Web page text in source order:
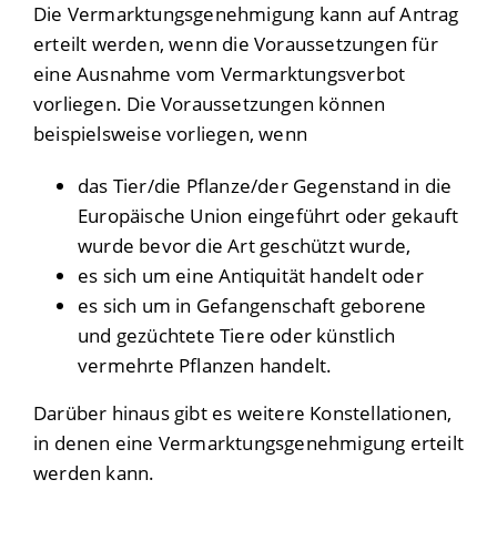
Die Vermarktungsgenehmigung kann auf Antrag
erteilt werden, wenn die Voraussetzungen für
eine Ausnahme vom Vermarktungsverbot
vorliegen. Die Voraussetzungen können
beispielsweise vorliegen, wenn
das Tier/die Pflanze/der Gegenstand in die
Europäische Union eingeführt oder gekauft
wurde bevor die Art geschützt wurde,
es sich um eine Antiquität handelt oder
es sich um in Gefangenschaft geborene
und gezüchtete Tiere oder künstlich
vermehrte Pflanzen handelt.
Darüber hinaus gibt es weitere Konstellationen,
in denen eine Vermarktungsgenehmigung erteilt
werden kann.